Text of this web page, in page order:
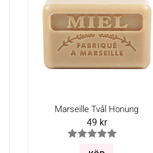
Marseille Tvål Honung
49 kr